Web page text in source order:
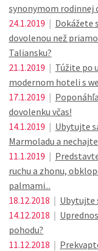
synonymom rodinnej
24.1.2019 | Dokážete
dovolenou než
Taliansku?
21.1.2019 | Túžite po
modernom hoteli s
17.1.2019 |
dovolenku včas!
14.1.2019 | Ubytujte
Marmoladu a nechajte
11.1.2019 |
ruchu a zhonu,
palmami...
18.12.2018 | Ubytujte
14.12.2018 |
pohodu?
11.12.2018 |